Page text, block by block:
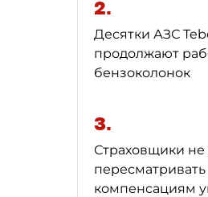
2.
Десятки АЗС
продолжают
бензоколонок
3.
Страховщики не
компенсациям